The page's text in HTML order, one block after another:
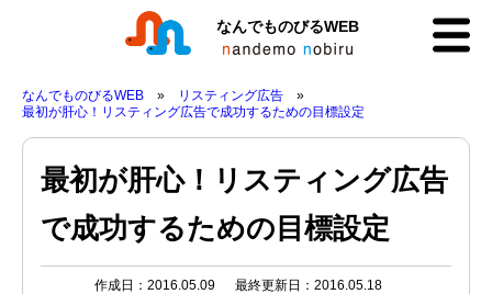
なんでものびるWEB
なんでものびるWEB
リスティング広告
最初が肝心！リスティング広告で成功するための目標設定
最初が肝心！リスティング広告
で成功するための目標設定
作成日：2016.05.09
最終更新日：2016.05.18